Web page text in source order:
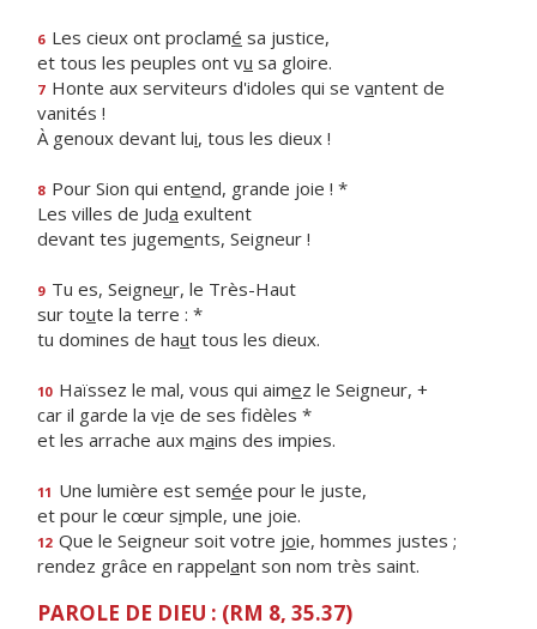
6 Les cieux ont proclamé sa justice,
et tous les peuples ont vu sa gloire.
7 Honte aux serviteurs d'idoles qui se vantent de
vanités !
À genoux devant lui, tous les dieux !
8 Pour Sion qui entend, grande joie ! *
Les villes de Juda exultent
devant tes jugements, Seigneur !
9 Tu es, Seigneur, le Très-Haut
sur toute la terre : *
tu domines de haut tous les dieux.
10 Haïssez le mal, vous qui aimez le Seigneur, +
car il garde la vie de ses fidèles *
et les arrache aux mains des impies.
11 Une lumière est semée pour le juste,
et pour le cœur simple, une joie.
12 Que le Seigneur soit votre joie, hommes justes ;
rendez grâce en rappelant son nom très saint.
PAROLE DE DIEU : (RM 8, 35.37)